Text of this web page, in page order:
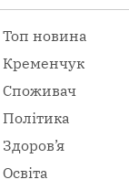
Топ новина
Кременчук
Споживач
Політика
Здоров’я
Освіта